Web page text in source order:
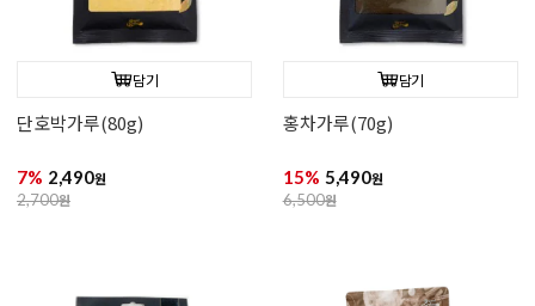
담기
단호박가루(80g)
7% 2,490원
2,700원
담기
홍차가루(70g)
15% 5,490원
6,500원